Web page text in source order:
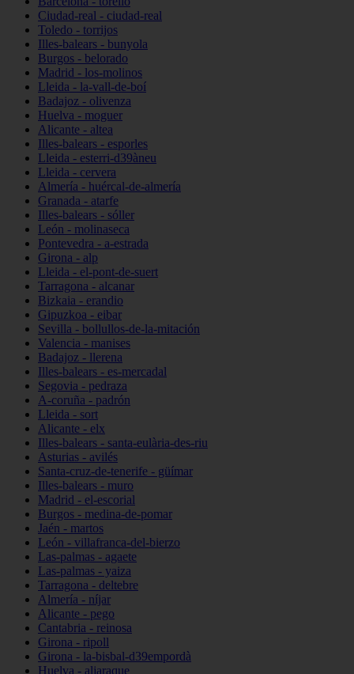
Ciudad-real - ciudad-real
Toledo - torrijos
Illes-balears - bunyola
Burgos - belorado
Madrid - los-molinos
Lleida - la-vall-de-boí
Badajoz - olivenza
Huelva - moguer
Alicante - altea
Illes-balears - esporles
Lleida - esterri-d39àneu
Lleida - cervera
Almería - huércal-de-almería
Granada - atarfe
Illes-balears - sóller
León - molinaseca
Pontevedra - a-estrada
Girona - alp
Lleida - el-pont-de-suert
Tarragona - alcanar
Bizkaia - erandio
Gipuzkoa - eibar
Sevilla - bollullos-de-la-mitación
Valencia - manises
Badajoz - llerena
Illes-balears - es-mercadal
Segovia - pedraza
A-coruña - padrón
Lleida - sort
Alicante - elx
Illes-balears - santa-eulària-des-riu
Asturias - avilés
Santa-cruz-de-tenerife - güímar
Illes-balears - muro
Madrid - el-escorial
Burgos - medina-de-pomar
Jaén - martos
León - villafranca-del-bierzo
Las-palmas - agaete
Las-palmas - yaiza
Tarragona - deltebre
Almería - níjar
Alicante - pego
Cantabria - reinosa
Girona - ripoll
Girona - la-bisbal-d39empordà
Huelva - aljaraque